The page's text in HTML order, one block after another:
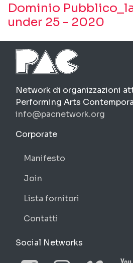
Dominio
under 25 - 2020
PAC
Network di organizzazioni
Performing Arts
info@pacnetwork.org
Corporate
Manifesto
Join
Lista fornitori
Contatti
Social Networks